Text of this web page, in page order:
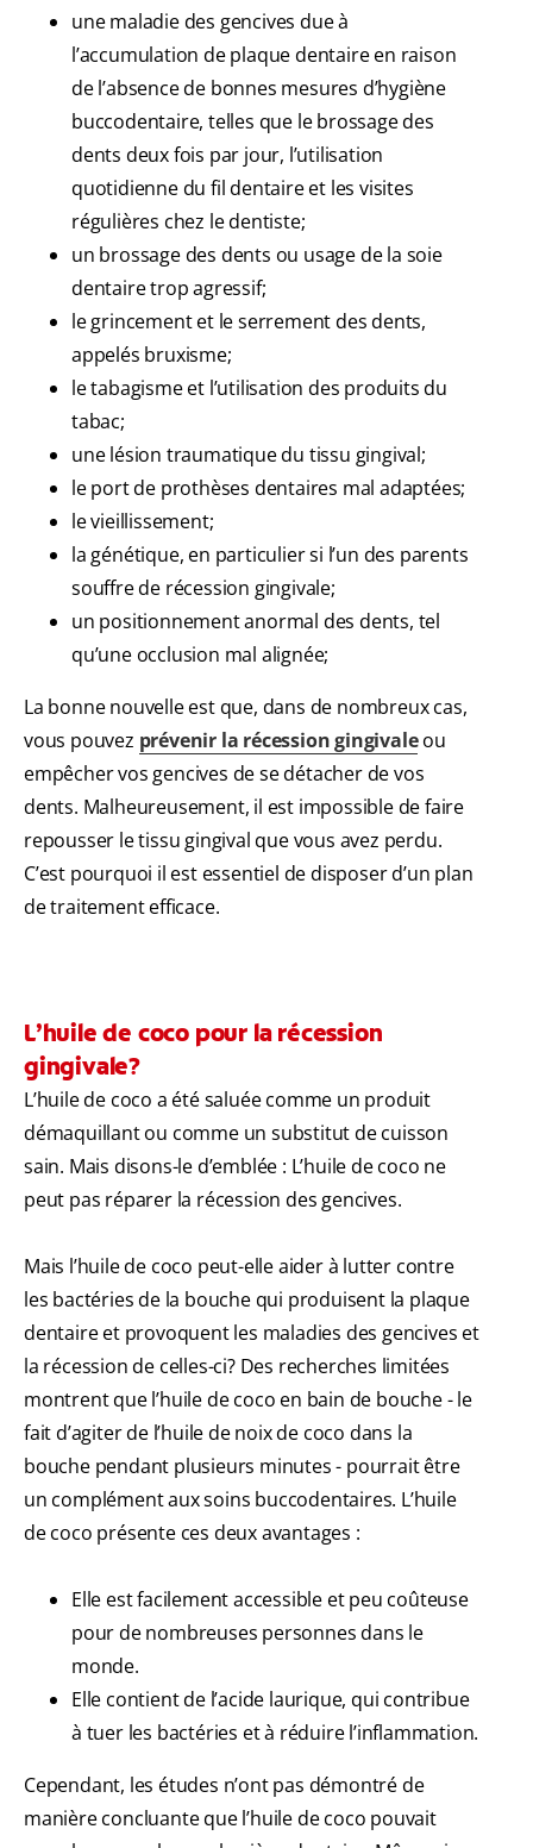
une maladie des gencives due à
l’accumulation de plaque dentaire en raison
de l’absence de bonnes mesures d’hygiène
buccodentaire, telles que le brossage des
dents deux fois par jour, l’utilisation
quotidienne du fil dentaire et les visites
régulières chez le dentiste;
un brossage des dents ou usage de la soie
dentaire trop agressif;
le grincement et le serrement des dents,
appelés bruxisme;
le tabagisme et l’utilisation des produits du
tabac;
une lésion traumatique du tissu gingival;
le port de prothèses dentaires mal adaptées;
le vieillissement;
la génétique, en particulier si l’un des parents
souffre de récession gingivale;
un positionnement anormal des dents, tel
qu’une occlusion mal alignée;
La bonne nouvelle est que, dans de nombreux cas,
vous pouvez prévenir la récession gingivaleou
empêcher vos gencives de se détacher de vos
dents. Malheureusement, il est impossible de faire
repousser le tissu gingival que vous avez perdu.
C’est pourquoi il est essentiel de disposer d’un plan
de traitement efficace.
L’huile de coco pour la récession
gingivale?
L’huile de coco a été saluée comme un produit
démaquillant ou comme un substitut de cuisson
sain. Mais disons-le d’emblée : L’huile de coco ne
peut pas réparer la récession des gencives.
Mais l’huile de coco peut-elle aider à lutter contre
les bactéries de la bouche qui produisent la plaque
dentaire et provoquent les maladies des gencives et
la récession de celles-ci? Des recherches limitées
montrent que l’huile de coco en bain de bouche - le
fait d’agiter de l’huile de noix de coco dans la
bouche pendant plusieurs minutes - pourrait être
un complément aux soins buccodentaires. L’huile
de coco présente ces deux avantages :
Elle est facilement accessible et peu coûteuse
pour de nombreuses personnes dans le
monde.
Elle contient de l’acide laurique, qui contribue
à tuer les bactéries et à réduire l’inflammation.
Cependant, les études n’ont pas démontré de
manière concluante que l’huile de coco pouvait